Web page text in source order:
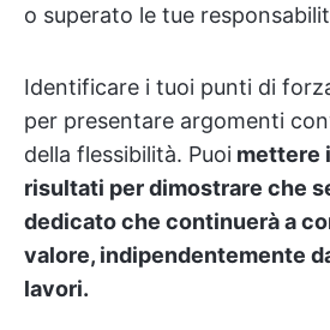
o superato le tue
Identificare i tuoi punti di
per presentare argomenti
della flessibilità. Puoi mettere
risultati per dimostrare che
dedicato che continuerà a
valore, indipendentemente
lavori.